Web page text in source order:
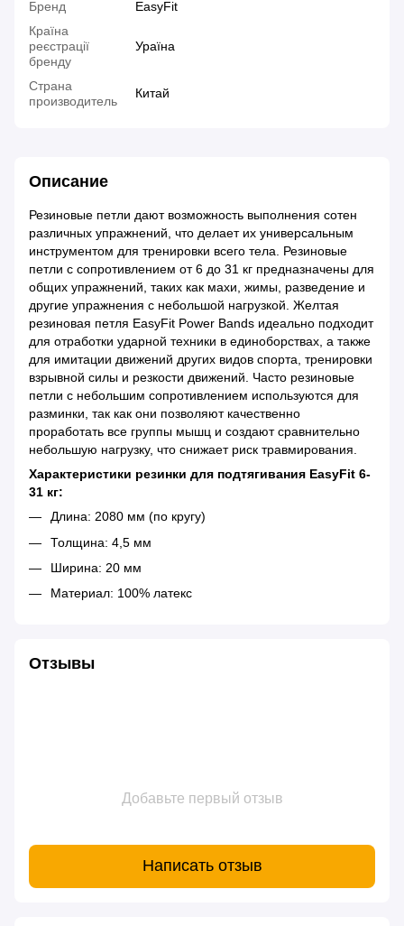
Бренд
EasyFit
Країна
реєстрації
бренду
Ураїна
Страна
производитель
Китай
Описание
Резиновые петли дают возможность выполнения сотен
различных упражнений, что делает их универсальным
инструментом для тренировки всего тела. Резиновые
петли с сопротивлением от 6 до 31 кг предназначены для
общих упражнений, таких как махи, жимы, разведение и
другие упражнения с небольшой нагрузкой. Желтая
резиновая петля EasyFit Power Bands идеально подходит
для отработки ударной техники в единоборствах, а также
для имитации движений других видов спорта, тренировки
взрывной силы и резкости движений. Часто резиновые
петли с небольшим сопротивлением используются для
разминки, так как они позволяют качественно
проработать все группы мышц и создают сравнительно
небольшую нагрузку, что снижает риск травмирования.
Характеристики резинки для подтягивания EasyFit 6-
31 кг:
Длина: 2080 мм (по кругу)
Толщина: 4,5 мм
Ширина: 20 мм
Материал: 100% латекс
Отзывы
Добавьте первый отзыв
Написать отзыв